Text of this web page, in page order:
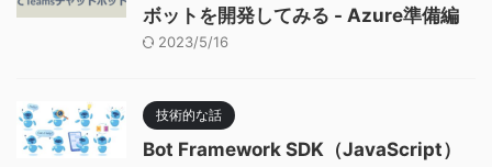
ボットを開発してみる - Azure準備編
2023/5/16
技術的な話
Bot Framework SDK（JavaScript）